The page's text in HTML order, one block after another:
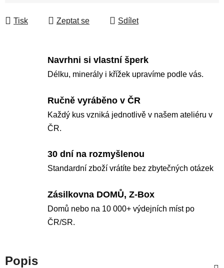
Tisk Zeptat se Sdílet
Navrhni si vlastní šperk
Délku, minerály i křížek upravíme podle vás.
Ručně vyráběno v ČR
Každý kus vzniká jednotlivě v našem ateliéru v
ČR.
30 dní na rozmyšlenou
Standardní zboží vrátíte bez zbytečných otázek
Zásilkovna DOMŮ, Z-Box
Domů nebo na 10 000+ výdejních míst po
ČR/SR.
Popis